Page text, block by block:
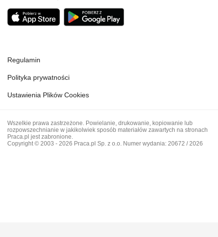
Regulamin
Polityka prywatności
Ustawienia Plików Cookies
Wszelkie prawa zastrzeżone. Powielanie, drukowanie, kopiowanie lub
rozpowszechnianie w jakikolwiek sposób materiałów zawartych na stronach
Praca.pl jest zabronione.
Copyright © 2003 - 2026 Praca.pl Sp. z o.o. Numer wydania: 20672 / 2026